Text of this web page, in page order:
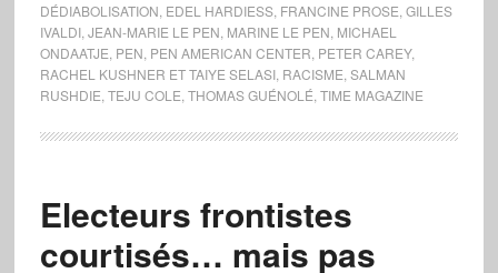
DÉDIABOLISATION EDEL HARDIESS, FRANCINE PROSE GILLES
IVALDI, JEAN-MARIE LE PEN MARINE LE PEN MICHAEL
ONDAATJE PEN PEN AMERICAN CENTER PETER CAREY,
RACHEL KUSHNER ET TAIYE SELASI, RACISME SALMAN
RUSHDIE TEJU COLE THOMAS GUÉNOLÉ TIME MAGAZINE
Electeurs frontistes
courtisés… mais pas